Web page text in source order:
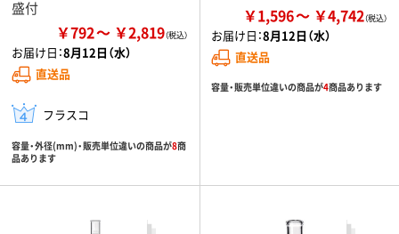
盛付
￥792 ￥2,819
お届け日：8月12日（水）
直送品
フラスコ
容量・外径(mm)・販売単位違いの商品が8商
品あります
￥1,596 ￥4,742
お届け日：8月12日（水）
直送品
容量・販売単位違いの商品が4商品あります